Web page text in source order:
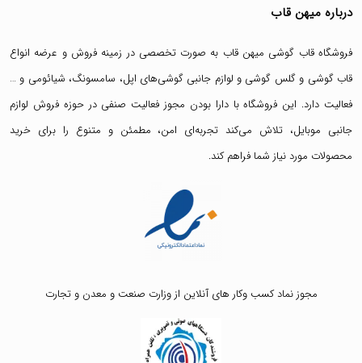
درباره میهن قاب
فروشگاه قاب گوشی میهن قاب به صورت تخصصی در زمینه فروش و عرضه انواع
قاب گوشی وگلس گوشی و لوازم جانبی گوشی‌های اپل، سامسونگ، شیائومی و …
فعالیت دارد. این فروشگاه با دارا بودن مجوز فعالیت صنفی در حوزه فروش لوازم
جانبی موبایل، تلاش می‌کند تجربه‌ای امن، مطمئن و متنوع را برای خرید
محصولات مورد نیاز شما فراهم کند.
مجوز نماد کسب وکار های آنلاین از وزارت صنعت و معدن و تجارت